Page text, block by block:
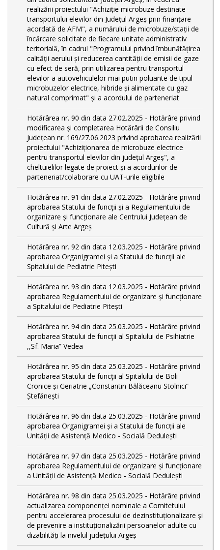
realizării proiectului "Achiziție microbuze destinate
transportului elevilor din Județul Argeș prin finanțare
acordată de AFM", a numărului de microbuze/stații de
încărcare solicitate de fiecare unitate administrativ
teritorială, în cadrul "Programului privind îmbunătățirea
calității aerului și reducerea cantității de emisii de gaze
cu efect de seră, prin utilizarea pentru transportul
elevilor a autovehiculelor mai putin poluante de tipul
microbuzelor electrice, hibride și alimentate cu gaz
natural comprimat" și a acordului de parteneriat
Hotărârea nr. 90 din data 27.02.2025 - Hotărâre privind
modificarea și completarea Hotărârii de Consiliu
Județean nr. 169/27.06.2023 privind aprobarea realizării
proiectului "Achiziționarea de microbuze electrice
pentru transportul elevilor din județul Argeș", a
cheltuielilor legate de proiect și a acordurilor de
parteneriat/colaborare cu UAT-urile eligibile
Hotărârea nr. 91 din data 27.02.2025 - Hotărâre privind
aprobarea Statului de funcţii și a Regulamentului de
organizare și funcționare ale Centrului Județean de
Cultură și Arte Argeș
Hotărârea nr. 92 din data 12.03.2025 - Hotărâre privind
aprobarea Organigramei și a Statului de funcţii ale
Spitalului de Pediatrie Pitești
Hotărârea nr. 93 din data 12.03.2025 - Hotărâre privind
aprobarea Regulamentului de organizare și funcționare
a Spitalului de Pediatrie Pitești
Hotărârea nr. 94 din data 25.03.2025 - Hotărâre privind
aprobarea Statului de funcţii al Spitalului de Psihiatrie
,,Sf. Maria” Vedea
Hotărârea nr. 95 din data 25.03.2025 - Hotărâre privind
aprobarea Statului de funcţii al Spitalului de Boli
Cronice și Geriatrie „Constantin Bălăceanu Stolnici”
Ștefănești
Hotărârea nr. 96 din data 25.03.2025 - Hotărâre privind
aprobarea Organigramei și a Statului de funcții ale
Unității de Asistență Medico - Socială Dedulești
Hotărârea nr. 97 din data 25.03.2025 - Hotărâre privind
aprobarea Regulamentului de organizare și funcționare
a Unității de Asistență Medico - Socială Dedulești
Hotărârea nr. 98 din data 25.03.2025 - Hotărâre privind
actualizarea componenței nominale a Comitetului
pentru accelerarea procesului de dezinstituționalizare şi
de prevenire a instituționalizării persoanelor adulte cu
dizabilități la nivelul județului Argeș